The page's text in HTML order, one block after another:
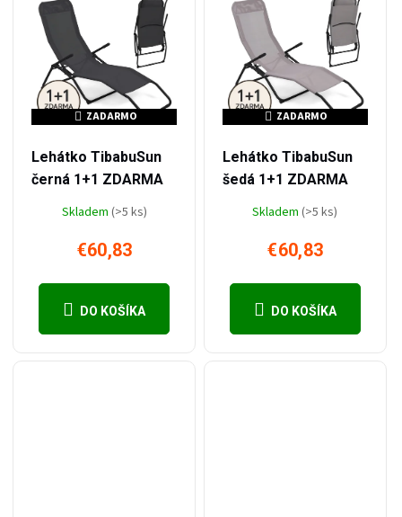
ZADARMO
ZADARMO
Lehátko TibabuSun
černá 1+1 ZDARMA
Skladem (>5 ks)
€60,83
DO KOŠÍKA
ZADARMO
ZADARMO
Lehátko TibabuSun
šedá 1+1 ZDARMA
Skladem(>5 ks)
€60,83
DO KOŠÍKA